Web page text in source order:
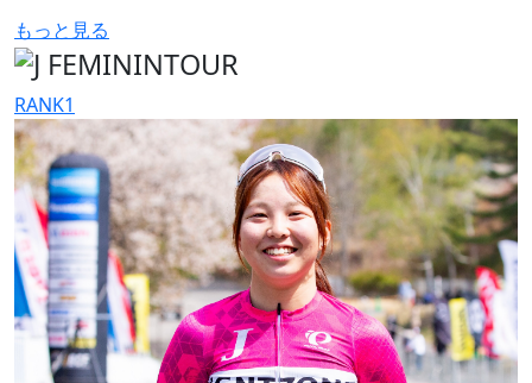
もっと見る
RANK1